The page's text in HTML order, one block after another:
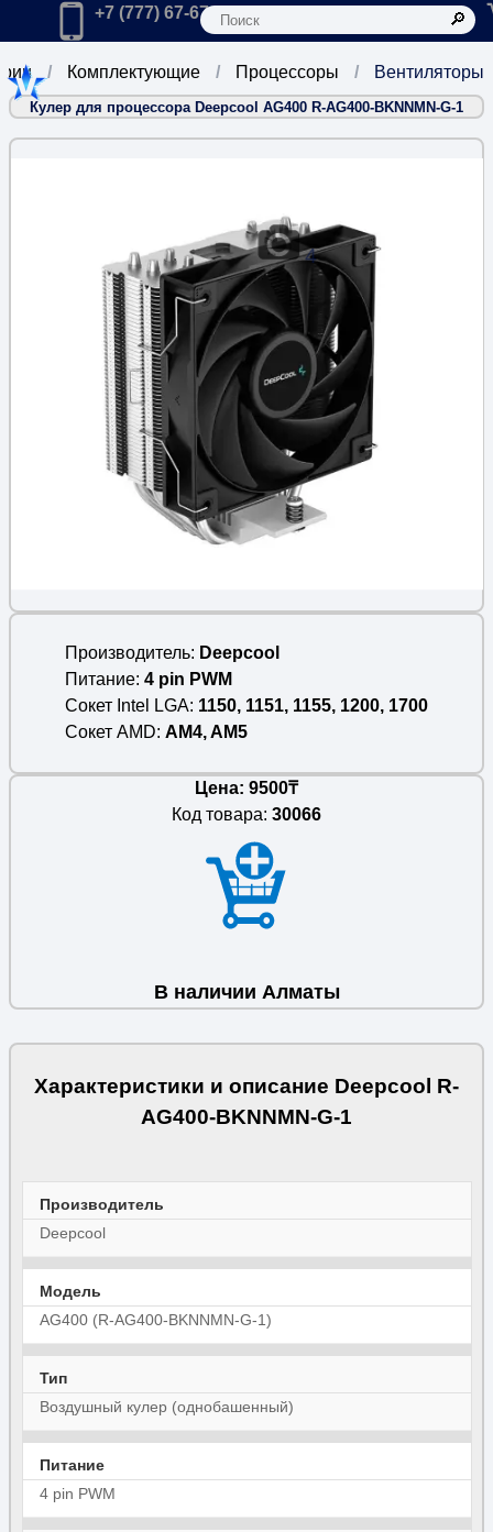
Главная
Позвонить в компанию по телефону:
+7 (777) 67-67-666
Вентиляторы
Процессоры
Комплектующие
Кулер для процессора Deepcool AG400 R-AG400-BKNNMN-G-1
4
Производитель
Deepcool
Питание 4 pin PWM
Сокет Intel LGA 1150, 1151, 1155, 1200, 1700
Сокет AMD AM4, AM5
Цена: 9500₸
Код товара: 30066
В наличии Алматы
Характеристики и описание Deepcool R-
AG400-BKNNMN-G-1
Производитель
Deepcool
Модель
AG400 (R-AG400-BKNNMN-G-1)
Тип
Воздушный кулер (однобашенный)
Питание
4 pin PWM